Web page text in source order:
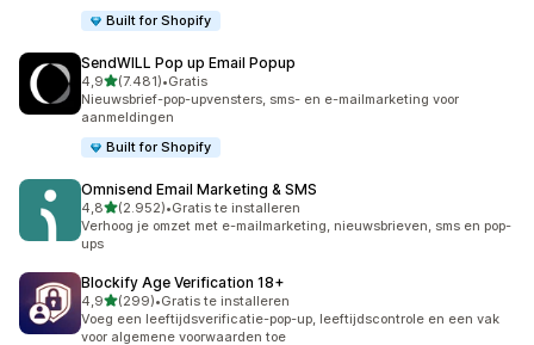
Built for Shopify
SendWILL Pop up Email Popup
4,9van 5 sterren
(7.481)
7481 recensies in totaal
•Gratis
Nieuwsbrief-pop-upvensters, sms- en e-mailmarketing voor
aanmeldingen
Built for Shopify
Omnisend Email Marketing & SMS
4,8van 5 sterren
(2.952)
2952 recensies in totaal
•Gratis te installeren
Verhoog je omzet met e-mailmarketing, nieuwsbrieven, sms en pop-
ups
Blockify Age Verification 18+
4,9van 5 sterren
(299)
299 recensies in totaal
•Gratis te installeren
Voeg een leeftijdsverificatie-pop-up, leeftijdscontrole en een vak
voor algemene voorwaarden toe